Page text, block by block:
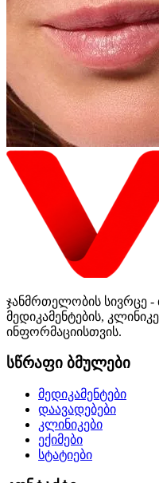
ჯანმრთელობის სივრცე -
მედიკამენტების,
ინფორმაციისთვის.
სწრაფი ბმულები
მედიკამენტები
დაავადებები
კლინიკები
ექიმები
სტატიები